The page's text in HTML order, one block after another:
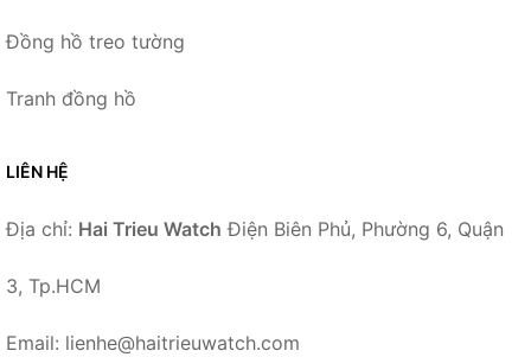
Đồng hồ treo tường
Tranh đồng hồ
LIÊN HỆ
Địa chỉ: Hai Trieu Watch Điện Biên Phủ, Phường 6, Quận
3, Tp.HCM
Email: lienhe@haitrieuwatch.com